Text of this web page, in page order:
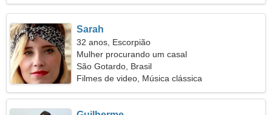
Sarah
32 anos, Escorpião
Mulher procurando um casal
São Gotardo, Brasil
Filmes de video, Música clássica